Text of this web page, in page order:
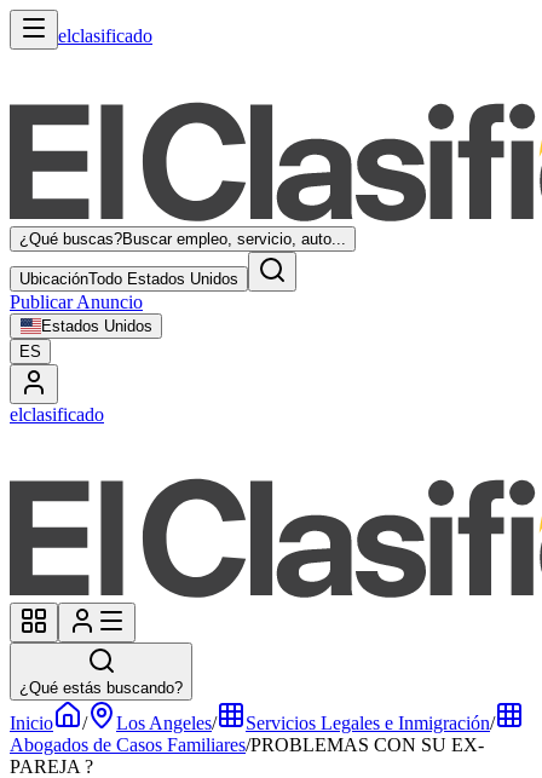
elclasificado
¿Qué buscas?Buscar empleo, servicio, auto...
UbicaciónTodo Estados Unidos
Publicar Anuncio
Estados Unidos
ES
elclasificado
¿Qué estás buscando?
Inicio / Los Angeles/ Servicios Legales e Inmigración/
Abogados de Casos Familiares/PROBLEMAS CON SU EX-
PAREJA ?